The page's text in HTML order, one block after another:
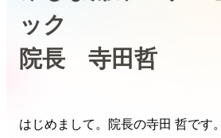
ック
院長 寺田哲
はじめまして。院長の寺田 哲です。